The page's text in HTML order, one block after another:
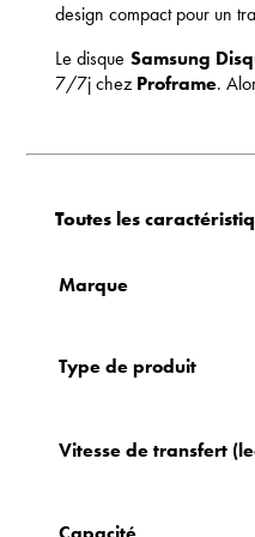
design compact pour un
Le disque Samsung
7/7j chez Proframe.
Toutes les
Marque
Type de produit
Vitesse de transfert